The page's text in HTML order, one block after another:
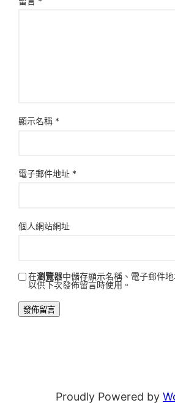
顯示名稱 *
電子郵件地址 *
個人網站網址
在瀏覽器中儲存顯示名稱、電子郵件
以供下次發佈留言時使用。
Proudly Powered by